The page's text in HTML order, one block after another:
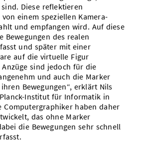
Diese reflektieren
einem speziellen Kamera-
und empfangen wird. Auf diese
Bewegungen des realen
und später mit einer
auf die virtuelle Figur
Anzüge sind jedoch für die
und auch die Marker
Bewegungen“, erklärt Nils
Institut für Informatik in
Computergraphiker haben daher
das ohne Marker
die Bewegungen sehr schnell